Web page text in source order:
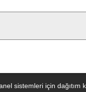
sistemleri için dağıtım